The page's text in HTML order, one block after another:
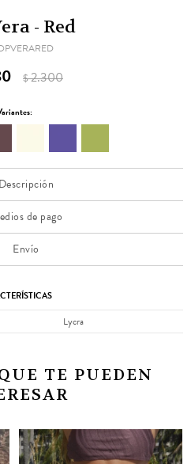
- Red
$2.300
Descripción
de pago
Envío
Lycra
TE PUEDEN